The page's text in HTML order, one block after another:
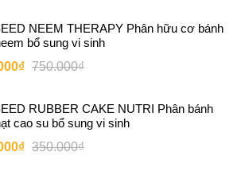
NEEM THERAPY Phân hữu cơ bánh
bổ sung vi sinh
750.000₫
RUBBER CAKE NUTRI Phân bánh
cao su bổ sung vi sinh
350.000₫